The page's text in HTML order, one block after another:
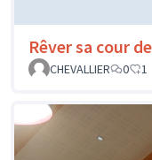
Rêver sa cour
CHEVALLIER
0 1